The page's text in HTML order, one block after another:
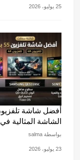
25 يوليو، 2026
الشاشة المثالية في 2026
بواسطة salma
23 يوليو، 2026